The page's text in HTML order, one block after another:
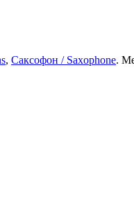
, Саксофон / Saxophone.